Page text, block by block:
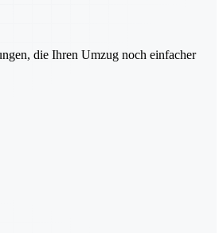
die Ihren Umzug noch einfacher